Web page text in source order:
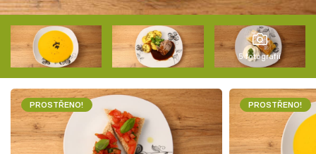
5 fotografií
PROSTŘENO! PROSTŘENO!